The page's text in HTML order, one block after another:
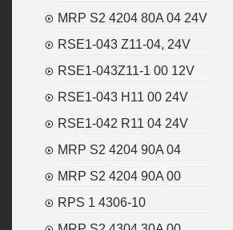
MRP S2 4204 80A 04 24V
RSE1-043 Z11-04, 24V
RSE1-043Z11-1 00 12V
RSE1-043 H11 00 24V
RSE1-042 R11 04 24V
MRP S2 4204 90A 04
MRP S2 4204 90A 00
RPS 1 4306-10